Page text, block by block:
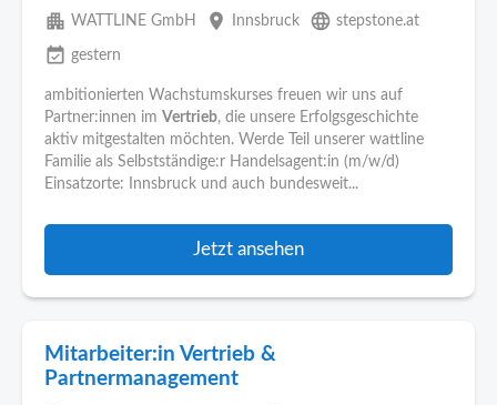
apartment WATTLINE GmbH place Innsbruck language stepstone.at
event_available gestern
ambitionierten Wachstumskurses freuen wir uns auf
Partner:innen im Vertrieb, die unsere Erfolgsgeschichte
aktiv mitgestalten möchten. Werde Teil unserer wattline
Familie als Selbstständige:r Handelsagent:in (m/w/d)
Einsatzorte: Innsbruck und auch bundesweit...
Jetzt ansehen
Mitarbeiter:in Vertrieb &
Partnermanagement